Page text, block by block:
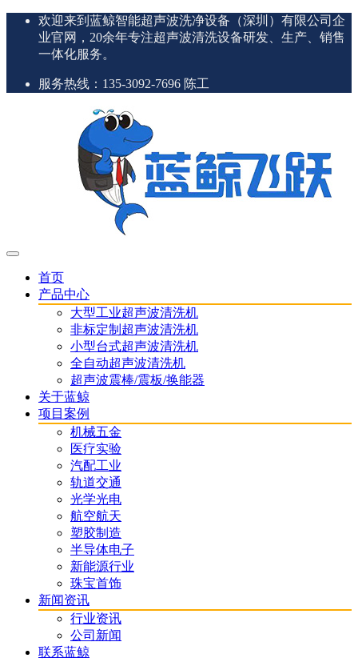
欢迎来到蓝鲸智能超声波洗净设备（深圳）有限公司企
业官网，20余年专注超声波清洗设备研发、生产、销售
一体化服务。
服务热线：135-3092-7696 陈工
首页
产品中心
大型工业超声波清洗机
非标定制超声波清洗机
小型台式超声波清洗机
全自动超声波清洗机
超声波震棒/震板/换能器
关于蓝鲸
项目案例
机械五金
医疗实验
汽配工业
轨道交通
光学光电
航空航天
塑胶制造
半导体电子
新能源行业
珠宝首饰
新闻资讯
行业资讯
公司新闻
联系蓝鲸